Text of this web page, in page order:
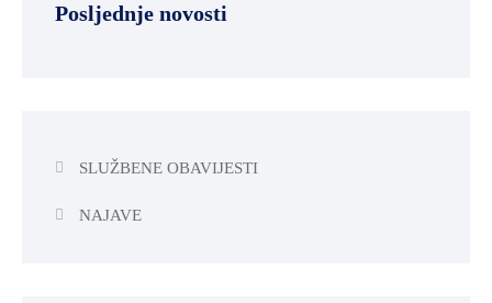
Posljednje novosti
SLUŽBENE OBAVIJESTI
NAJAVE